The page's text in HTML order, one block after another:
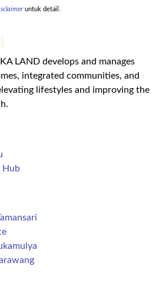
untuk detail.
LAND develops and manages
integrated communities, and
lifestyles and improving the
Hub